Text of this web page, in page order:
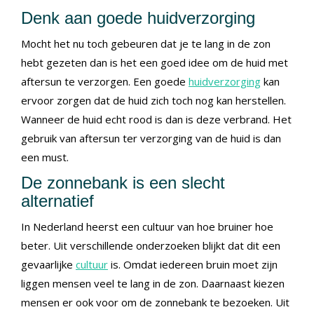
Denk aan goede huidverzorging
Mocht het nu toch gebeuren dat je te lang in de zon
hebt gezeten dan is het een goed idee om de huid met
aftersun te verzorgen. Een goede huidverzorging kan
ervoor zorgen dat de huid zich toch nog kan herstellen.
Wanneer de huid echt rood is dan is deze verbrand. Het
gebruik van aftersun ter verzorging van de huid is dan
een must.
De zonnebank is een slecht
alternatief
In Nederland heerst een cultuur van hoe bruiner hoe
beter. Uit verschillende onderzoeken blijkt dat dit een
gevaarlijke cultuur is. Omdat iedereen bruin moet zijn
liggen mensen veel te lang in de zon. Daarnaast kiezen
mensen er ook voor om de zonnebank te bezoeken. Uit